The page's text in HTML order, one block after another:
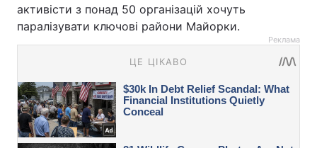
активісти з понад 50 організацій хочуть
паралізувати ключові райони Майорки.
Реклама